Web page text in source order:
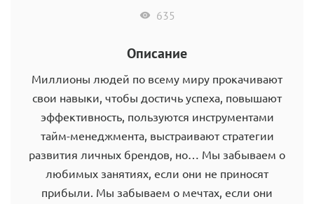
635
Описание
Миллионы людей по всему миру прокачивают
свои навыки, чтобы достичь успеха, повышают
эффективность, пользуются инструментами
тайм-менеджмента, выстраивают стратегии
развития личных брендов, но… Мы забываем о
любимых занятиях, если они не приносят
прибыли. Мы забываем о мечтах, если они